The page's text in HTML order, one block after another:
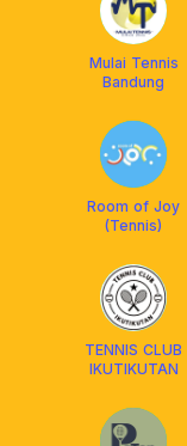
Mulai Tennis
Bandung
Room of Joy
(Tennis)
TENNIS CLUB
IKUTIKUTAN